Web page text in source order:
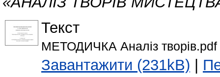
Текст
МЕТОДИЧКА Аналіз творів.pdf
Завантажити (231kB) |